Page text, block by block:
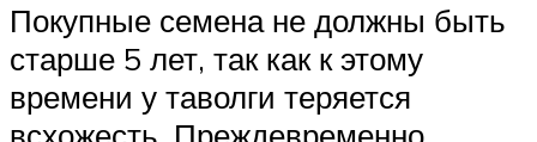
Покупные семена не должны быть
старше 5 лет, так как к этому
времени у таволги теряется